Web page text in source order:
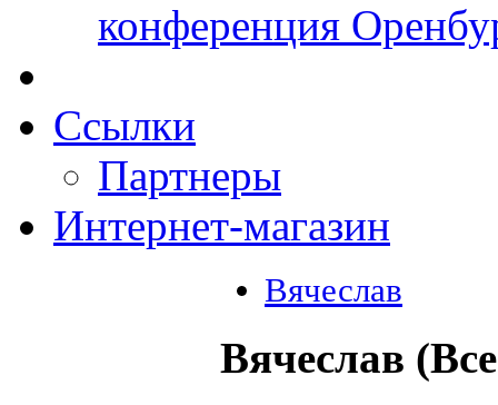
конференция
Ссылки
Партнеры
Интернет-магазин
Вячеслав
Вячеслав